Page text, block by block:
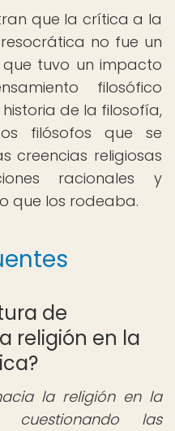
que la crítica a la
no fue un
tuvo un impacto
filosófico
de la filosofía,
filósofos que se
creencias religiosas
racionales y
que los rodeaba.
de
religión en la
la religión en la
cuestionando las